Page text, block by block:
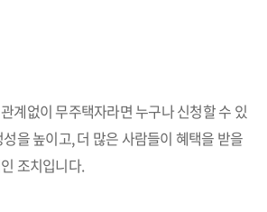
계없이 무주택자라면 누구나 신청할 수 있
을 높이고, 더 많은 사람들이 혜택을 받을
조치입니다.